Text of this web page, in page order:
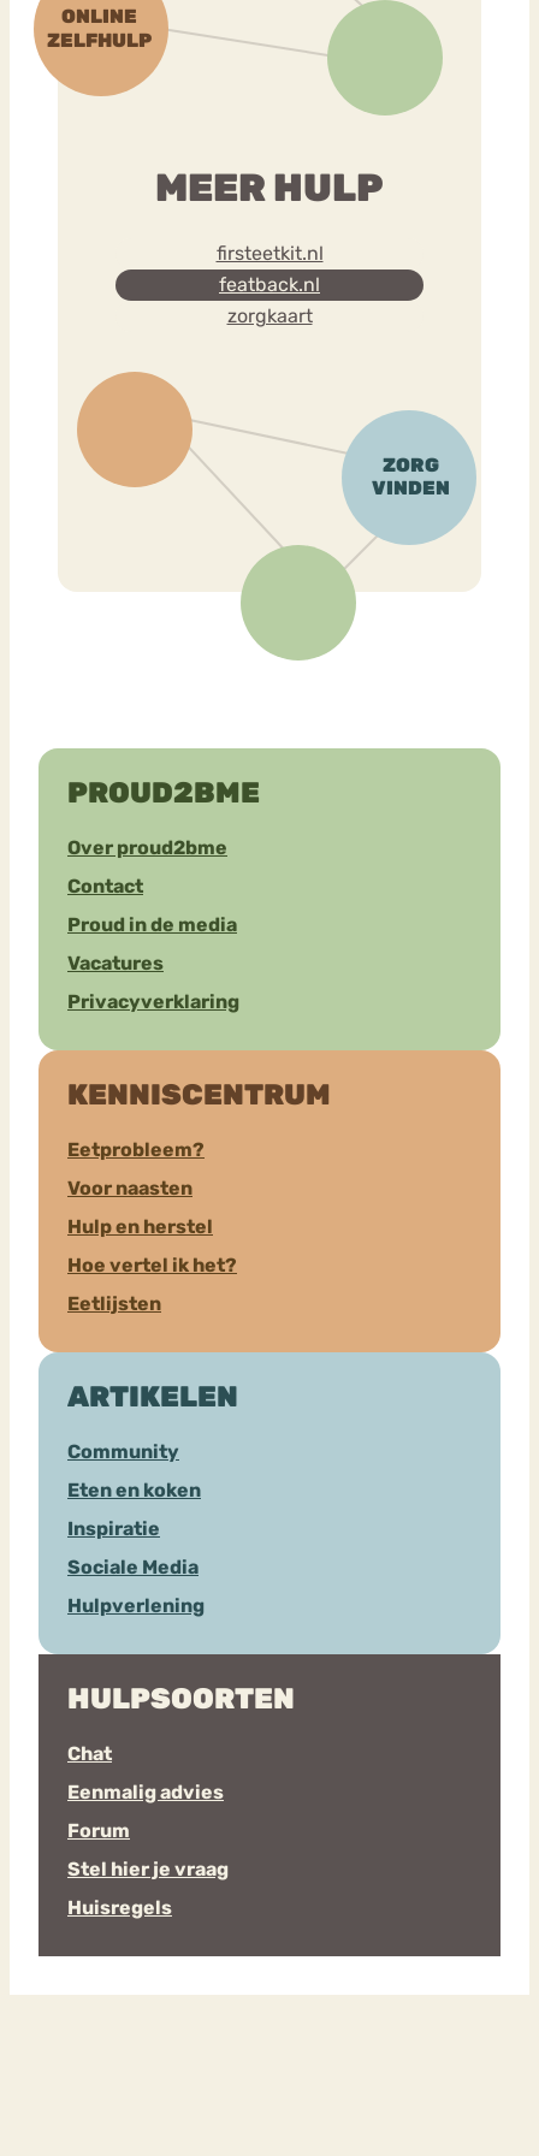
MEER HULP
firsteetkit.nl
featback.nl
zorgkaart
PROUD2BME
Over proud2bme
Contact
Proud in de media
Vacatures
Privacyverklaring
KENNISCENTRUM
Eetprobleem?
Voor naasten
Hulp en herstel
Hoe vertel ik het?
Eetlijsten
ARTIKELEN
Community
Eten en koken
Inspiratie
Sociale Media
Hulpverlening
HULPSOORTEN
Chat
Eenmalig advies
Forum
Stel hier je vraag
Huisregels